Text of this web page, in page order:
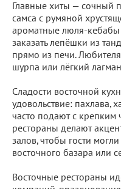
Главные хиты — сочный
самса с румяной
ароматные люля-кебабы
заказать лепёшки из
прямо из печи.
шурпа или лёгкий
Сладости восточной
удовольствие: пахлава,
часто подают с крепким
рестораны делают
залов, чтобы гости
восточного базара или
Восточные рестораны